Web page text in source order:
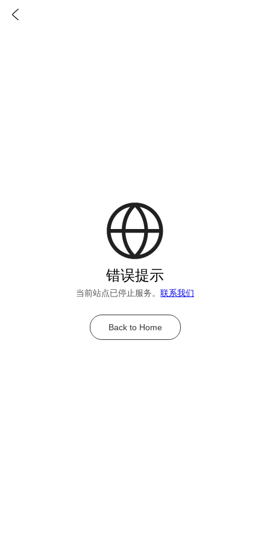
错误提示
当前站点已停止服务。 联系我们
Back to Home